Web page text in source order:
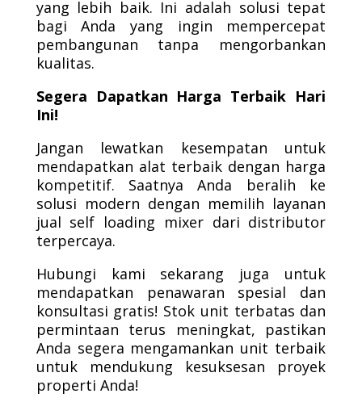
yang lebih baik. Ini adalah solusi tepat
bagi Anda yang ingin mempercepat
pembangunan tanpa mengorbankan
kualitas.
Segera Dapatkan Harga Terbaik Hari
Ini!
Jangan lewatkan kesempatan untuk
mendapatkan alat terbaik dengan harga
kompetitif. Saatnya Anda beralih ke
solusi modern dengan memilih layanan
jual self loading mixer dari distributor
terpercaya.
Hubungi kami sekarang juga untuk
mendapatkan penawaran spesial dan
konsultasi gratis! Stok unit terbatas dan
permintaan terus meningkat, pastikan
Anda segera mengamankan unit terbaik
untuk mendukung kesuksesan proyek
properti Anda!